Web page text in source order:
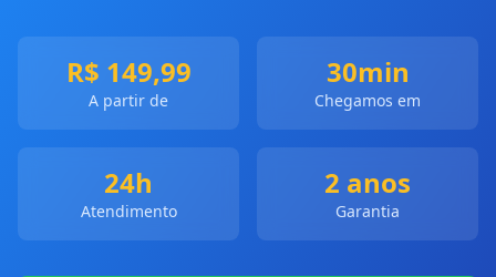
R$ 149,99
A partir de
30min
Chegamos em
24h
Atendimento
2 anos
Garantia